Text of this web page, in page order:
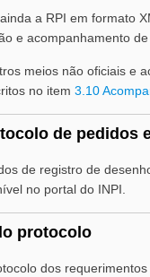
a RPI em formato
e acompanhamento
meios não oficiais e
no item 3.10
de pedidos
de registro de
no portal do INPI.
protocolo
dos